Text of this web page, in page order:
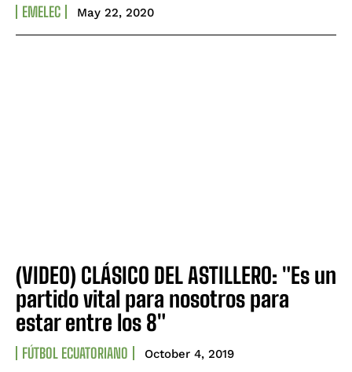
EMELEC May 22, 2020
(VIDEO) CLÁSICO DEL ASTILLERO: "Es un
partido vital para nosotros para
estar entre los 8"
FÚTBOL ECUATORIANO October 4, 2019